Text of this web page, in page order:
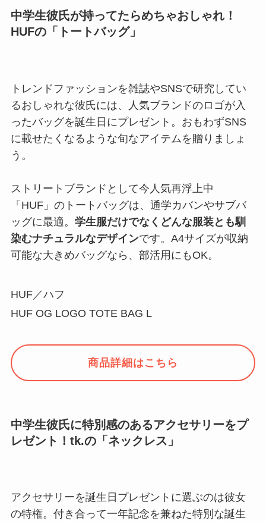
中学生彼氏が持ってたらめちゃおしゃれ！
HUFの「トートバッグ」
トレンドファッションを雑誌やSNSで研究してい
るおしゃれな彼氏には、人気ブランドのロゴが入
ったバッグを誕生日にプレゼント。おもわずSNS
に載せたくなるような旬なアイテムを贈りましょ
う。
ストリートブランドとして今人気再浮上中
「HUF」のトートバッグは、通学カバンやサブバ
ッグに最適。 学生服だけでなくどんな服装とも馴
染むナチュラルなデザインです。A4サイズが収納
可能な大きめバッグなら、部活用にもOK。
HUF／ハフ
HUF OG LOGO TOTE BAG L
商品詳細はこちら
中学生彼氏に特別感のあるアクセサリーをプ
レゼント！tk.の「ネックレス」
アクセサリーを誕生日プレゼントに選ぶのは彼女
の特権。付き合って一年記念を兼ねた特別な誕生